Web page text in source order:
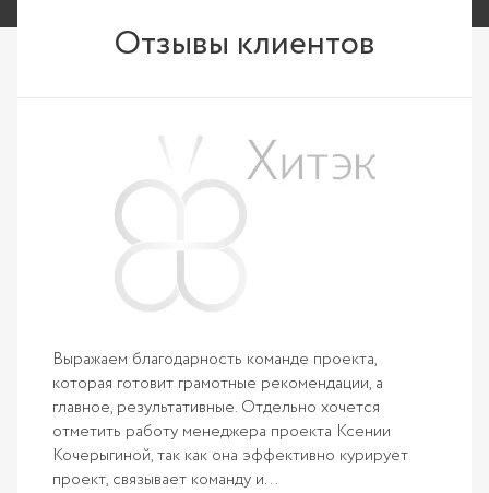
Отзывы клиентов
Выражаем благодарность команде проекта,
которая готовит грамотные рекомендации, а
главное, результативные. Отдельно хочется
отметить работу менеджера проекта Ксении
Кочерыгиной, так как она эффективно курирует
проект, связывает команду и...